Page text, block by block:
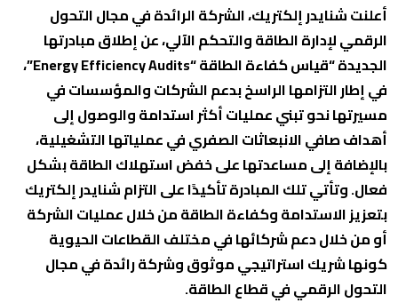
أعلنت شنايدر إلكتريك، الشركة الرائدة في مجال التحول
الرقمي لإدارة الطاقة والتحكم الآلي، عن إطلاق مبادرتها
الجديدة “قياس كفاءة الطاقة “Energy Efficiency Audits”،
في إطار التزامها الراسخ بدعم الشركات والمؤسسات في
مسيرتها نحو تبني عمليات أكثر استدامة والوصول إلى
أهداف صافي الانبعاثات الصفري في عملياتها التشغيلية،
بالإضافة إلى مساعدتها على خفض استهلاك الطاقة بشكل
فعال. وتأتي تلك المبادرة تأكيدًا على التزام شنايدر إلكتريك
بتعزيز الاستدامة وكفاءة الطاقة من خلال عمليات الشركة
أو من خلال دعم شركائها في مختلف القطاعات الحيوية
كونها شريك استراتيجي موثوق وشركة رائدة في مجال
التحول الرقمي في قطاع الطاقة.